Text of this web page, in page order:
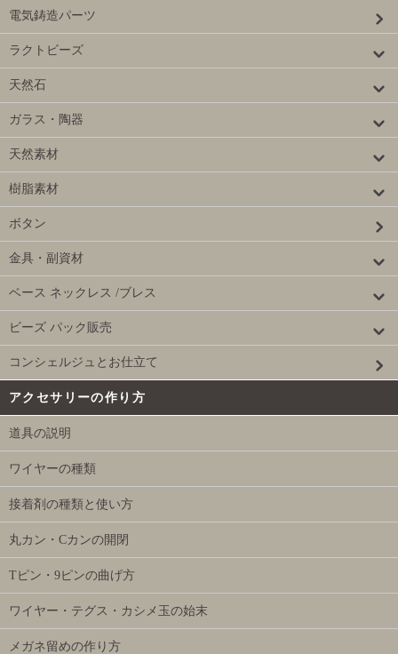
電気鋳造パーツ
ラクトビーズ
天然石
ガラス・陶器
天然素材
樹脂素材
ボタン
金具・副資材
ベース ネックレス /ブレス
ビーズ パック販売
コンシェルジュとお仕立て
アクセサリーの作り方
道具の説明
ワイヤーの種類
接着剤の種類と使い方
丸カン・Cカンの開閉
Tピン・9ピンの曲げ方
ワイヤー・テグス・カシメ玉の始末
メガネ留めの作り方